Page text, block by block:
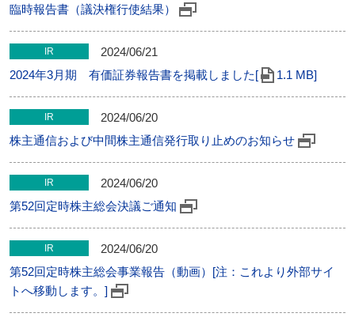
臨時報告書（議決権行使結果）
IR
2024/06/21
2024年3月期 有価証券報告書を掲載しました[
1.1 MB]
IR
2024/06/20
株主通信および中間株主通信発行取り止めのお知らせ
IR
2024/06/20
第52回定時株主総会決議ご通知
IR
2024/06/20
第52回定時株主総会事業報告（動画）[注：これより外部サイ
トへ移動します。]